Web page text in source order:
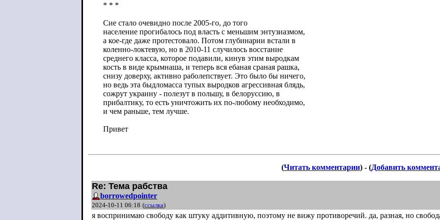
* * *
Сие стало очевидно после 2005-го, до того
население прогибалось под власть с меньшим энтузиазмом,
а кое-где даже протестовало. Потом глубинарии встали в
коленно-локтевую, но в 2010-11 случилось восстание
среднего класса, которое подавили, кинув этим выродкам
кость в виде крымнаша, и теперь вся ебаная сраная рашка,
снизу доверху, активно раболепствует. Это было бы ничего,
но ведь эта быдломасса тупых выродков агрессивная блядь,
сожрут украину - полезут в польшу, в белоруссию, в
прибалтику, то есть уничтожить их по-любому необходимо,
и чем раньше, тем лучше.
Привет
(Читать комментарии) - (Добавить
Re: Тема рабства
borrowedpointer
2024-10-11 06:18 (ссылка)
я воспринимаю свободу как штуку аддитивную, поэтому не вижу противоречий. да, разная, но